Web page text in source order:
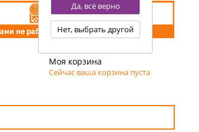
Да, всё верно
Нет, выбрать другой
Моя корзина
Сейчас ваша корзина пуста